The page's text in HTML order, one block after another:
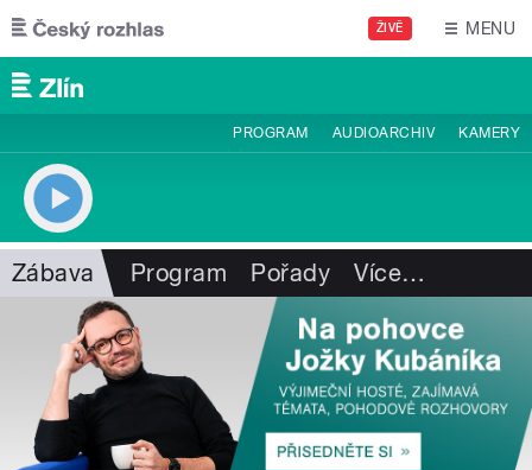
Přejít k hlavnímu obsahu
ŽIVĚ MENU
PROGRAM AUDIOARCHIV KAMERY
Zábava Program Pořady Více…